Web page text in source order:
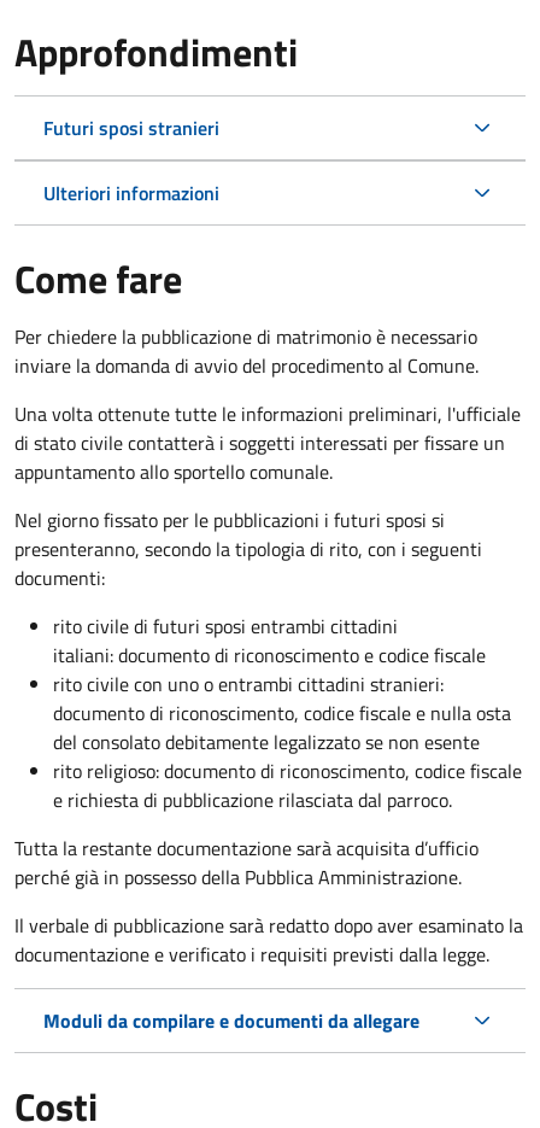
Approfondimenti
Futuri sposi stranieri
Ulteriori informazioni
Come fare
Per chiedere la pubblicazione di matrimonio è necessario
inviare la domanda di avvio del procedimento al Comune.
Una volta ottenute tutte le informazioni preliminari, l'ufficiale
di stato civile contatterà i soggetti interessati per fissare un
appuntamento allo sportello comunale.
Nel giorno fissato per le pubblicazioni i futuri sposi si
presenteranno, secondo la tipologia di rito, con i seguenti
documenti:
rito civile di futuri sposi entrambi cittadini
italiani: documento di riconoscimento e codice fiscale
rito civile con uno o entrambi cittadini stranieri:
documento di riconoscimento, codice fiscale e nulla osta
del consolato debitamente legalizzato se non esente
rito religioso: documento di riconoscimento, codice fiscale
e richiesta di pubblicazione rilasciata dal parroco.
Tutta la restante documentazione sarà acquisita d’ufficio
perché già in possesso della Pubblica Amministrazione.
Il verbale di pubblicazione sarà redatto dopo aver esaminato la
documentazione e verificato i requisiti previsti dalla legge.
Moduli da compilare e documenti da allegare
Costi